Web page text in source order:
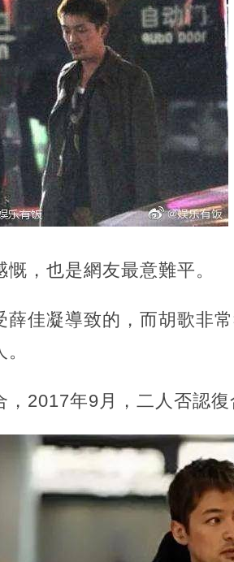
，也是網友最意難平。
佳凝導致的，而胡歌非
2017年9月，二人否認復